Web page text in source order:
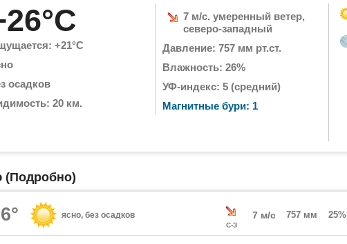
+21°C
осадков
20 км.
7 м/с. умеренный ветер,
северо-западный
Давление: 757 мм рт.ст.
Влажность: 26%
УФ-индекс: 5 (средний)
Магнитные бури: 1
(Подробно)
ясно, без осадков
С-З
7 м/с 757 мм 25%